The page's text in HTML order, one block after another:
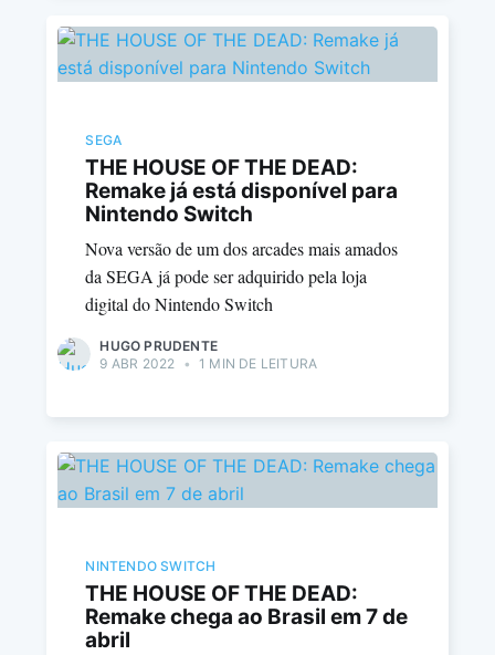
SEGA
THE HOUSE OF THE DEAD:
Remake já está disponível para
Nintendo Switch
Nova versão de um dos arcades mais amados
da SEGA já pode ser adquirido pela loja
digital do Nintendo Switch
HUGO PRUDENTE
9 ABR 2022
• 1 MIN DE LEITURA
NINTENDO SWITCH
THE HOUSE OF THE DEAD:
Remake chega ao Brasil em 7 de
abril